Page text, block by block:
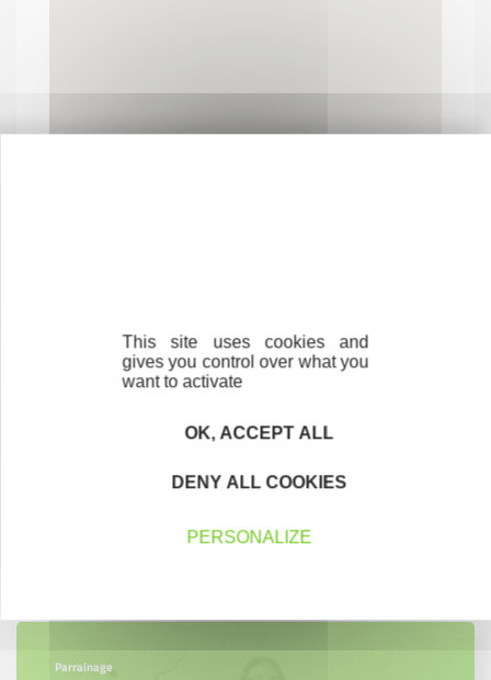
Parrainage
This site uses cookies and
gives you control over what you
want to activate
OK, ACCEPT ALL
DENY ALL COOKIES
PERSONALIZE